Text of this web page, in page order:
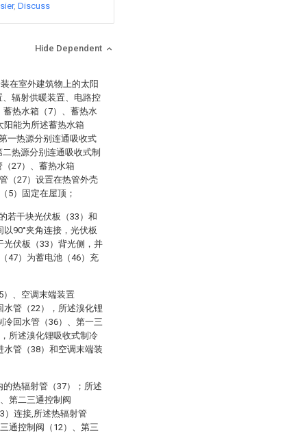
Discuss
Hide Dependent
在室外建筑物上的太阳
辐射供暖装置、电路控
热水箱（7）、蓄热水
阳能为所述蓄热水箱
一热源分别连通吸收式
热源分别连通吸收式制
27）、蓄热水箱
（27）设置在热管外壳
5）固定在屋顶；
若干块光伏板（33）和
90°夹角连接，光伏板
光伏板（33）背光侧，并
47）为蓄电池（46）充
）、空调末端装置
水管（22），所述溴化锂
回水管（36）、第一三
所述溴化锂吸收式制冷
管（38）和空调末端装
热辐射管（37）；所述
第二三通控制阀
）连接,所述热辐射管
通控制阀（12）、第三